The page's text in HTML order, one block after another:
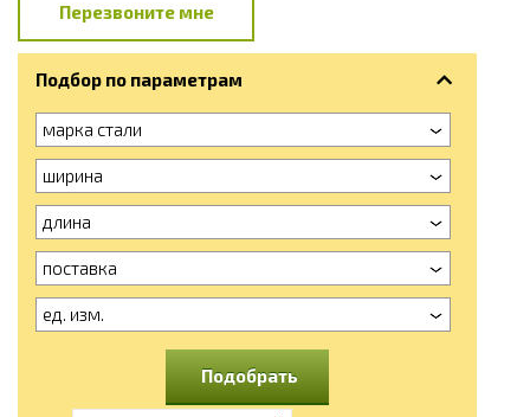
Перезвоните мне
Подбор по параметрам
марка стали
ширина
длина
поставка
ед. изм.
Подобрать